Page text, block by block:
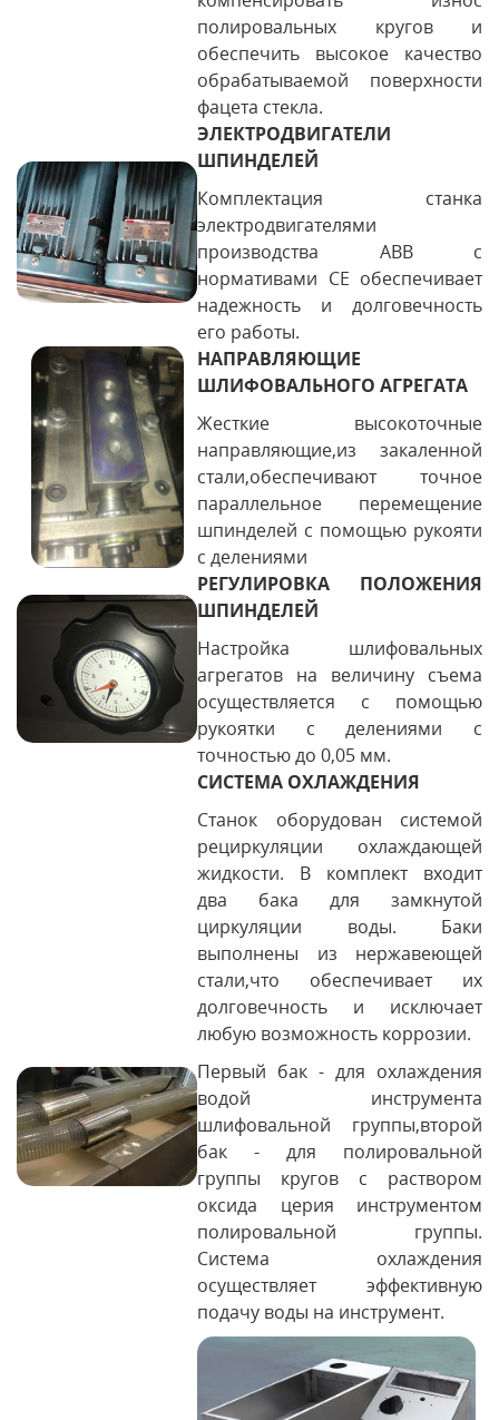
полировальных кругов и
обеспечить высокое качество
обрабатываемой поверхности
фацета стекла.
ЭЛЕКТРОДВИГАТЕЛИ
ШПИНДЕЛЕЙ
Комплектация станка
электродвигателями
производства ABB с
нормативами СЕ обеспечивает
надежность и долговечность
его работы.
НАПРАВЛЯЮЩИЕ
ШЛИФОВАЛЬНОГО АГРЕГАТА
Жесткие высокоточные
направляющие,из закаленной
стали,обеспечивают точное
параллельное перемещение
шпинделей с помощью рукояти
с делениями
РЕГУЛИРОВКА ПОЛОЖЕНИЯ
ШПИНДЕЛЕЙ
Настройка шлифовальных
агрегатов на величину съема
осуществляется с помощью
рукоятки с делениями с
точностью до 0,05 мм.
СИСТЕМА ОХЛАЖДЕНИЯ
Станок оборудован системой
рециркуляции охлаждающей
жидкости. В комплект входит
два бака для замкнутой
циркуляции воды. Баки
выполнены из нержавеющей
стали,что обеспечивает их
долговечность и исключает
любую возможность коррозии.
Первый бак - для охлаждения
водой инструмента
шлифовальной группы,второй
бак - для полировальной
группы кругов с раствором
оксида церия инструментом
полировальной группы.
Система охлаждения
осуществляет эффективную
подачу воды на инструмент.